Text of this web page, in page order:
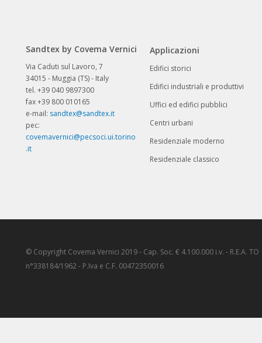
Sandtex by Covema Vernici
Via Caduti sul Lavoro, 7
34015 - Muggia (TS) - Italy
tel. +39 040 9897300
fax +39 800 010165
e-mail: sandtex@sandtex.it
pec:
covemavernici@pecsoci.ui.torino
.it
Applicazioni
Edifici storici
Edifici industriali e produttivi
Uffici ed edifici pubblici
Centri urbani
Residenziale moderno
Residenziale classico
© Copyright Covema Vernici 2019 - Cap. Soc. € 4.100.000 i.v. - R.E.A. TO
n°338184/1962 - P.Iva e C.F. 00472350016